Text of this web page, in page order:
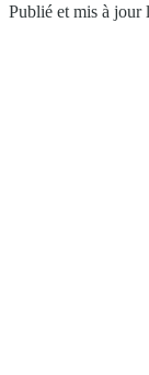
Publié et mis à jour